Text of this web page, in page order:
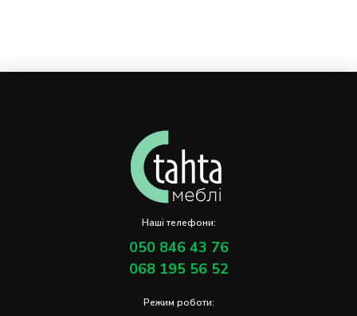
Наші телефони:
050 846 43 76
068 195 56 52
Режим роботи: